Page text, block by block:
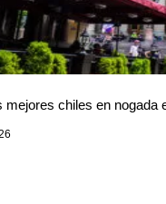
mejores chiles en nogada